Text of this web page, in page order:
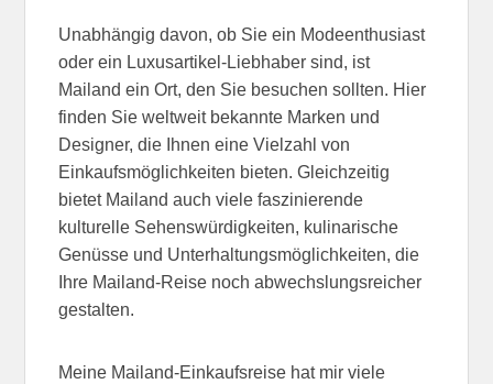
Unabhängig davon, ob Sie ein Modeenthusiast
oder ein Luxusartikel-Liebhaber sind, ist
Mailand ein Ort, den Sie besuchen sollten. Hier
finden Sie weltweit bekannte Marken und
Designer, die Ihnen eine Vielzahl von
Einkaufsmöglichkeiten bieten. Gleichzeitig
bietet Mailand auch viele faszinierende
kulturelle Sehenswürdigkeiten, kulinarische
Genüsse und Unterhaltungsmöglichkeiten, die
Ihre Mailand-Reise noch abwechslungsreicher
gestalten.
Meine Mailand-Einkaufsreise hat mir viele